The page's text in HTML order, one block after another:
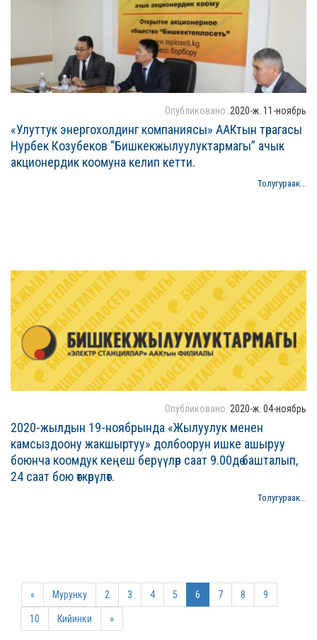
Опубликовано: 2020-ж. 11-ноябрь
«Улуттук энергохолдинг компаниясы» ААКтын төрагасы
Нурбек Козубеков “Бишкекжылуулуктармагы” ачык
акционердик коомуна келип кетти.
Толугураак...
Опубликовано: 2020-ж. 04-ноябрь
2020-жылдын 19-ноябрында «Жылуулук менен
камсыздоону жакшыртуу» долбоорун ишке ашыруу
боюнча коомдук кеңеш берүүлөр саат 9.00дө башталып,
24 саат бою өткөрүлөт.
Толугураак...
« Мурунку 2 3 4 5 6 7 8 9
10 Кийинки »